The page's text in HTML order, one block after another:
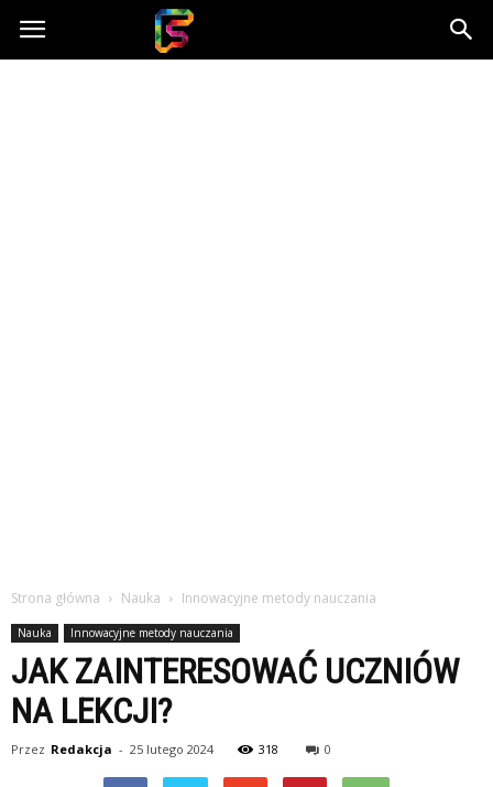
Fasingenergia.pl
Strona główna Nauka Innowacyjne metody nauczania
Nauka Innowacyjne metody nauczania
JAK ZAINTERESOWAĆ UCZNIÓW
NA LEKCJI?
Przez Redakcja - 25 lutego 2024 318 0